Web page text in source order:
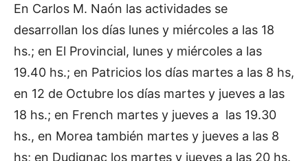
En Carlos M. Naón las actividades se
desarrollan los días lunes y miércoles a las 18
hs.; en El Provincial, lunes y miércoles a las
19.40 hs.; en Patricios los días martes a las 8 hs,
en 12 de Octubre los días martes y jueves a las
18 hs.; en French martes y jueves a las 19.30
hs., en Morea también martes y jueves a las 8
hs; en Dudignac los martes y jueves a las 20 hs.